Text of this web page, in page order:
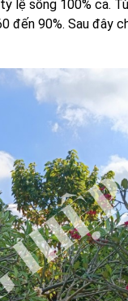
lệ sống 100% cả.
đến 90%. Sau đây